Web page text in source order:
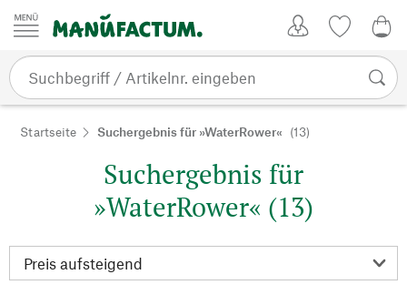
Zum Inhalt springen
Startseite Suchergebnis für »WaterRower« (13)
Suchergebnis für
»WaterRower« (13)